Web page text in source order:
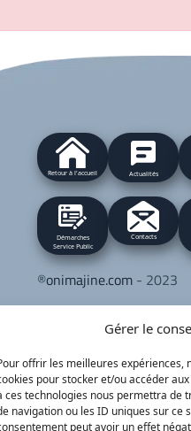
Gérer le
offrir les meilleures expériences,
pour stocker et/ou accéder
ces technologies nous permettra de
navigation ou les ID uniques sur ce
peut avoir un effet
Retour à l'accueil Actualités
Démarches
Service Public
Contacts
®onimajine.com - 2023
Valérie BLET -
04 01